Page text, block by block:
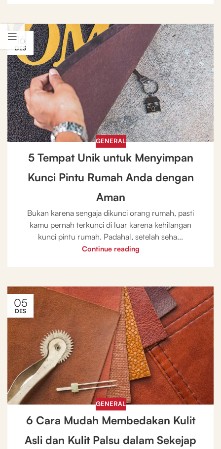
16
DES
GENERAL
5 Tempat Unik untuk Menyimpan
Kunci Pintu Rumah Anda dengan
Aman
Bukan karena sengaja dikunci orang rumah, pasti
kamu pernah terkunci di luar karena kehilangan
kunci pintu rumah. Padahal, setelah seha...
Continue reading
05
DES
GENERAL
6 Cara Mudah Membedakan Kulit
Asli dan Kulit Palsu dalam Sekejap